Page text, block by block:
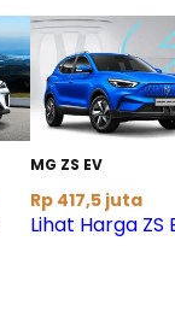
MG ZS EV
Rp 417,5 juta
Lihat Harga ZS